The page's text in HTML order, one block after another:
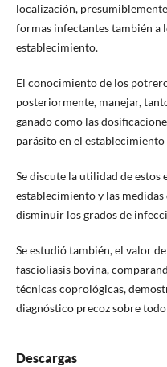
localización,
formas infectantes también a
establecimiento.
El conocimiento de los
posteriormente, manejar,
ganado como las
parásito en el
Se discute la utilidad de
establecimiento y las
disminuir los grados de
Se estudió también, el valor
fascioliasis bovina,
técnicas coprológicas,
diagnóstico precoz sobre
Descargas